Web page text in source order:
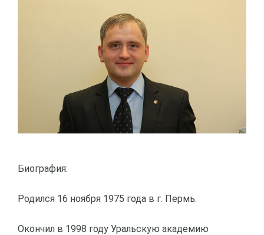
Биография:
Родился 16 ноября 1975 года в г. Пермь.
Окончил в 1998 году Уральскую академию